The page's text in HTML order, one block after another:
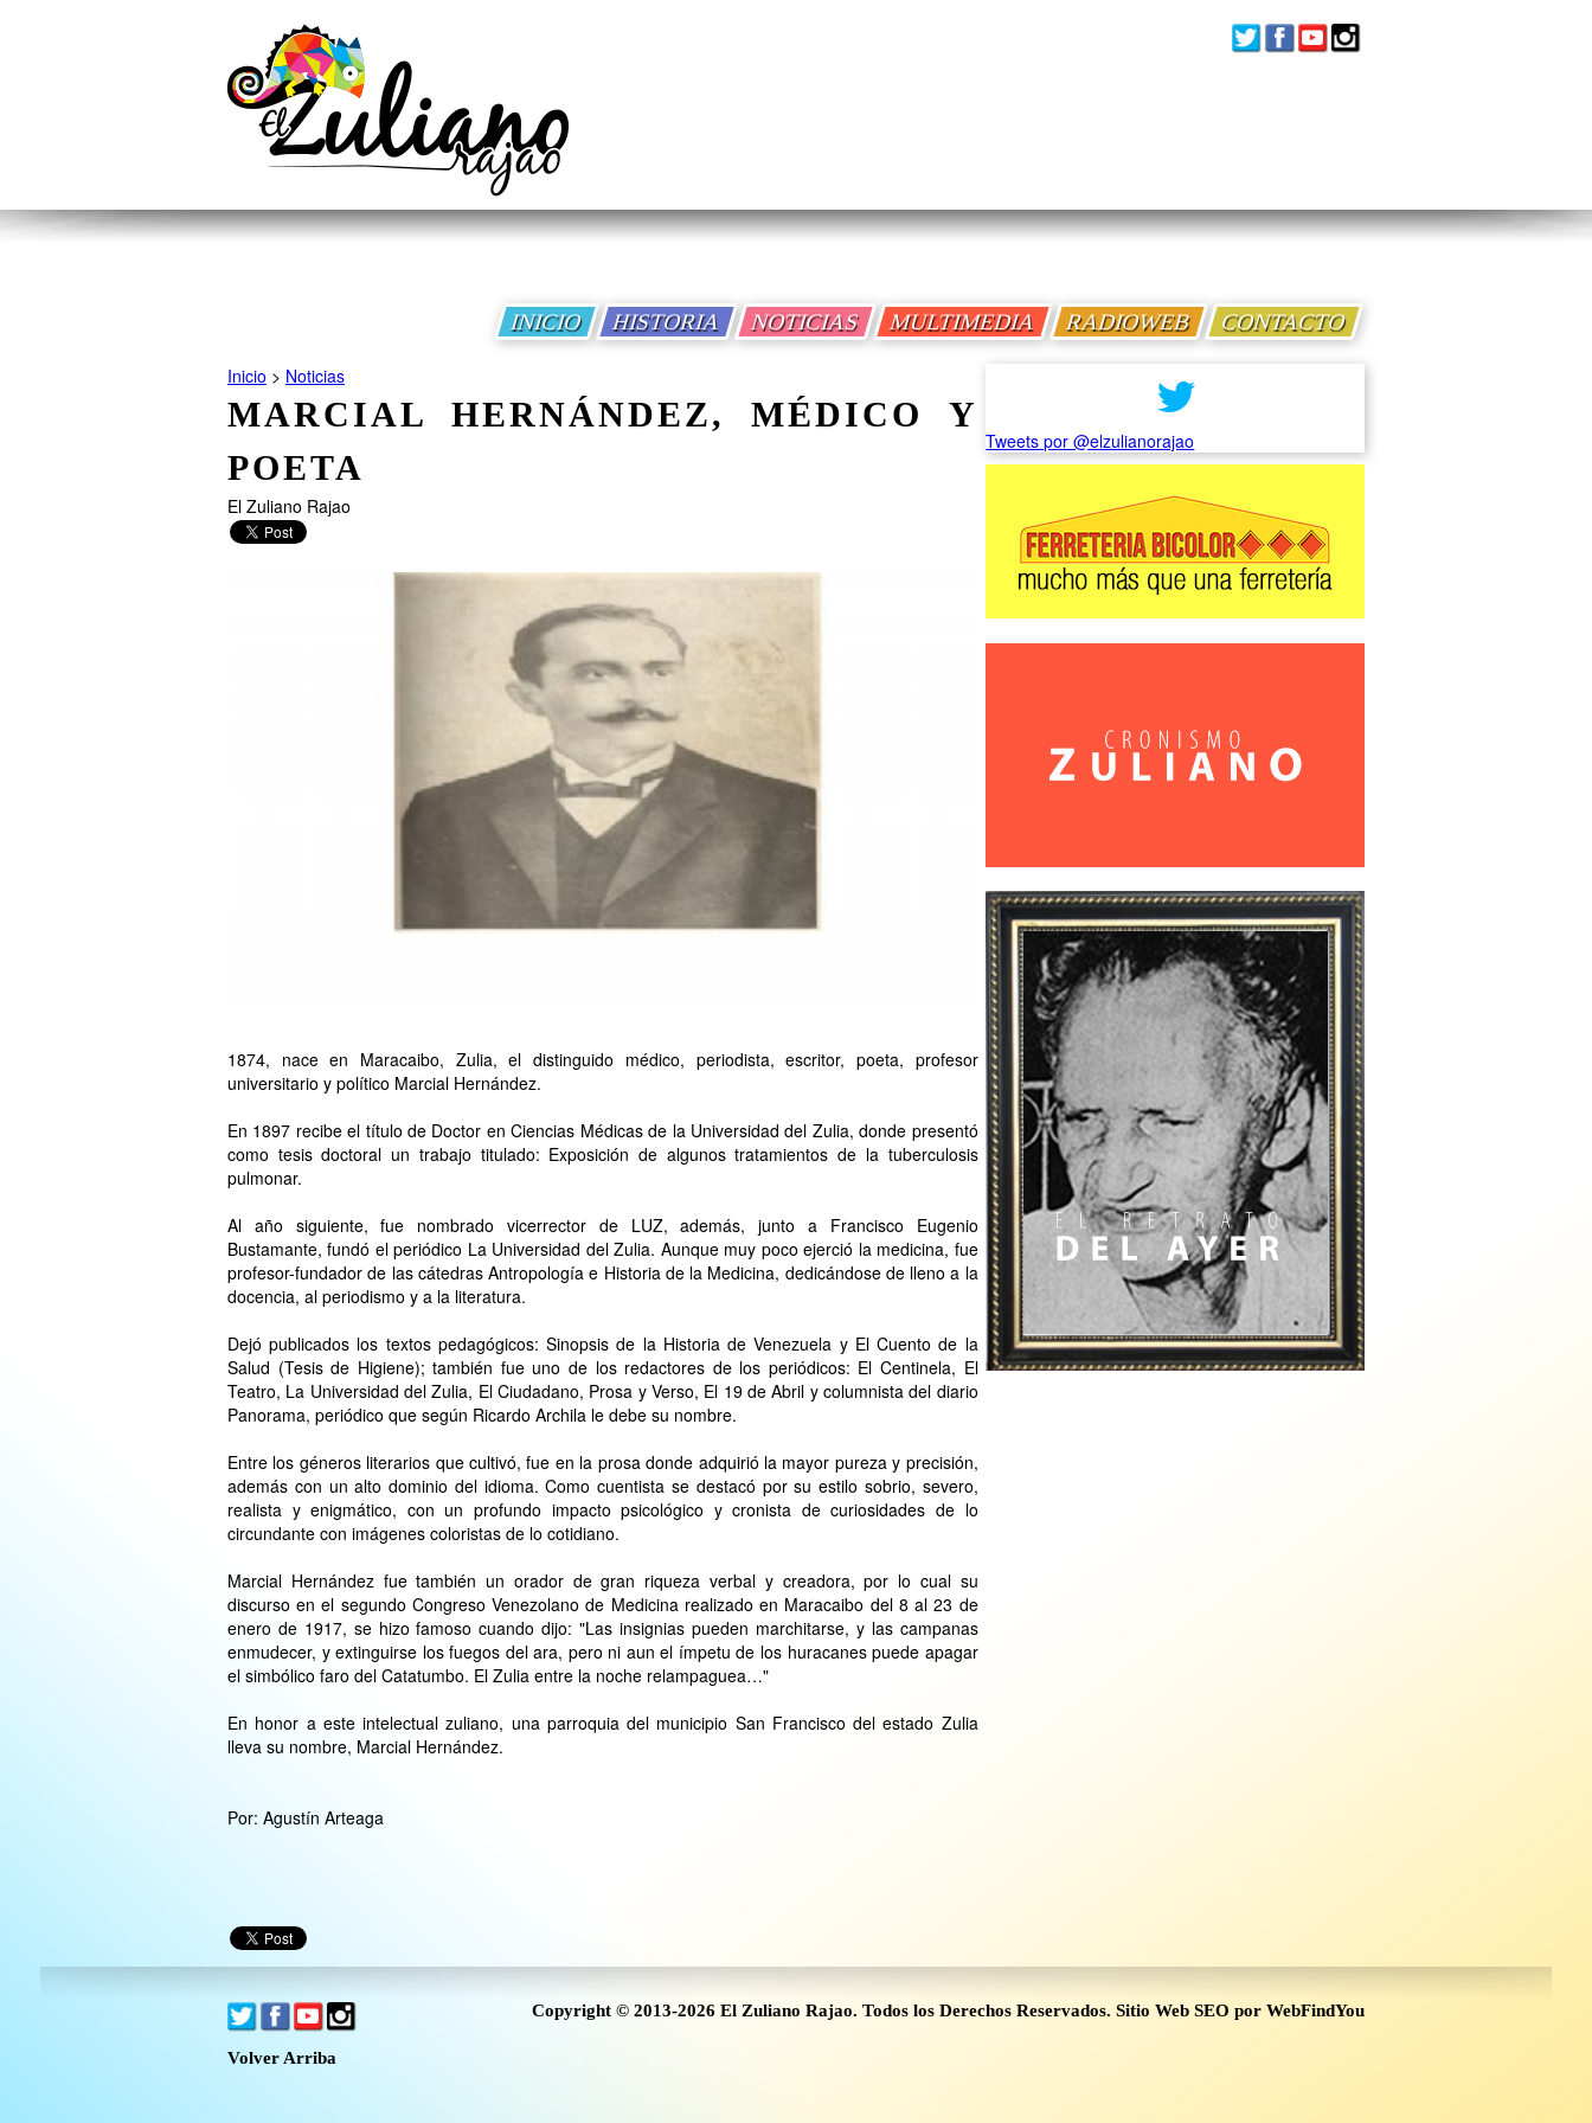
INICIO HISTORIA NOTICIAS MULTIMEDIA RADIOWEB CONTACTO
Inicio > Noticias
MARCIAL HERNÁNDEZ, MÉDICO Y
POETA
El Zuliano Rajao
1874, nace en Maracaibo, Zulia, el distinguido médico, periodista, escritor, poeta, profesor
universitario y político Marcial Hernández.
En 1897 recibe el título de Doctor en Ciencias Médicas de la Universidad del Zulia, donde presentó
como tesis doctoral un trabajo titulado: Exposición de algunos tratamientos de la tuberculosis
pulmonar.
Al año siguiente, fue nombrado vicerrector de LUZ, además, junto a Francisco Eugenio
Bustamante, fundó el periódico La Universidad del Zulia. Aunque muy poco ejerció la medicina, fue
profesor-fundador de las cátedras Antropología e Historia de la Medicina, dedicándose de lleno a la
docencia, al periodismo y a la literatura.
Dejó publicados los textos pedagógicos: Sinopsis de la Historia de Venezuela y El Cuento de la
Salud (Tesis de Higiene); también fue uno de los redactores de los periódicos: El Centinela, El
Teatro, La Universidad del Zulia, El Ciudadano, Prosa y Verso, El 19 de Abril y columnista del diario
Panorama, periódico que según Ricardo Archila le debe su nombre.
Entre los géneros literarios que cultivó, fue en la prosa donde adquirió la mayor pureza y precisión,
además con un alto dominio del idioma. Como cuentista se destacó por su estilo sobrio, severo,
realista y enigmático, con un profundo impacto psicológico y cronista de curiosidades de lo
circundante con imágenes coloristas de lo cotidiano.
Marcial Hernández fue también un orador de gran riqueza verbal y creadora, por lo cual su
discurso en el segundo Congreso Venezolano de Medicina realizado en Maracaibo del 8 al 23 de
enero de 1917, se hizo famoso cuando dijo: "Las insignias pueden marchitarse, y las campanas
enmudecer, y extinguirse los fuegos del ara, pero ni aun el ímpetu de los huracanes puede apagar
el simbólico faro del Catatumbo. El Zulia entre la noche relampaguea…"
En honor a este intelectual zuliano, una parroquia del municipio San Francisco del estado Zulia
lleva su nombre, Marcial Hernández.
Por: Agustín Arteaga
Tweets por @elzulianorajao
Copyright © 2013-2026 El Zuliano Rajao. Todos los Derechos Reservados. Sitio Web SEO por WebFindYou
Volver Arriba